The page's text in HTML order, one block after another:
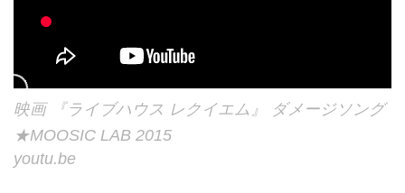
映画 『ライブハウス レクイエム』 ダメージソング
★MOOSIC LAB 2015
youtu.be